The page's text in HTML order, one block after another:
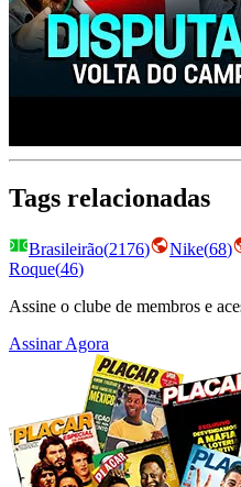
Tags relacionadas
Brasileirão(2176) Nike(68)
Roque(46)
Assine o clube de membros e
Assinar Agora